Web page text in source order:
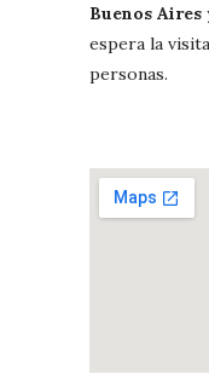
Buenos Aires
espera la
personas.